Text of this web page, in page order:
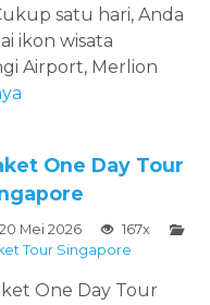
satu hari, Anda
ikon wisata
Airport, Merlion
One Day Tour
20 Mei 2026
167x
Tour Singapore
One Day Tour